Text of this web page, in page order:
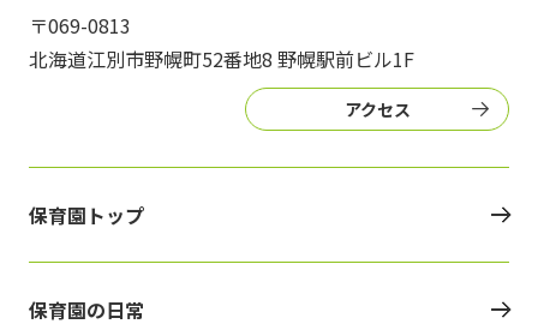
お仕事をお探しの方
〒069-0813
北海道江別市野幌町52番地8 野幌駅前ビル1F
アクセス
保育園トップ
保育園の日常